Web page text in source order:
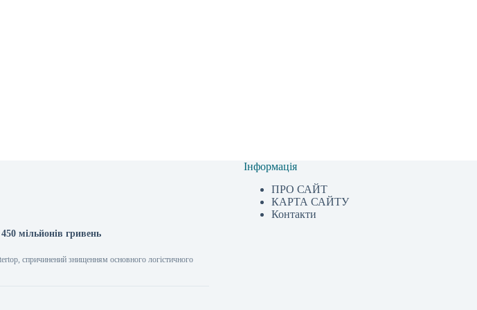
мільйонів гривень
спричинений знищенням основного логістичного
Інформація
ПРО САЙТ
КАРТА САЙТУ
Контакти